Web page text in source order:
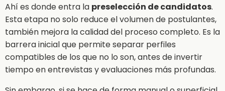
Ahí es donde entra la preselección de candidatos.
Esta etapa no solo reduce el volumen de postulantes,
también mejora la calidad del proceso completo. Es la
barrera inicial que permite separar perfiles
compatibles de los que no lo son, antes de invertir
tiempo en entrevistas y evaluaciones más profundas.